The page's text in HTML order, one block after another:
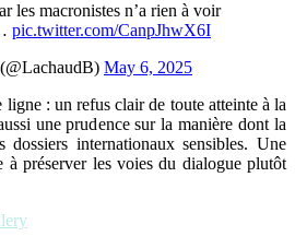
les macronistes n’a rien à voir
pic.twitter.com/CanpJhwX6I
May 6, 2025
: un refus clair de toute atteinte à la
une prudence sur la manière dont la
dossiers internationaux sensibles. Une
préserver les voies du dialogue plutôt